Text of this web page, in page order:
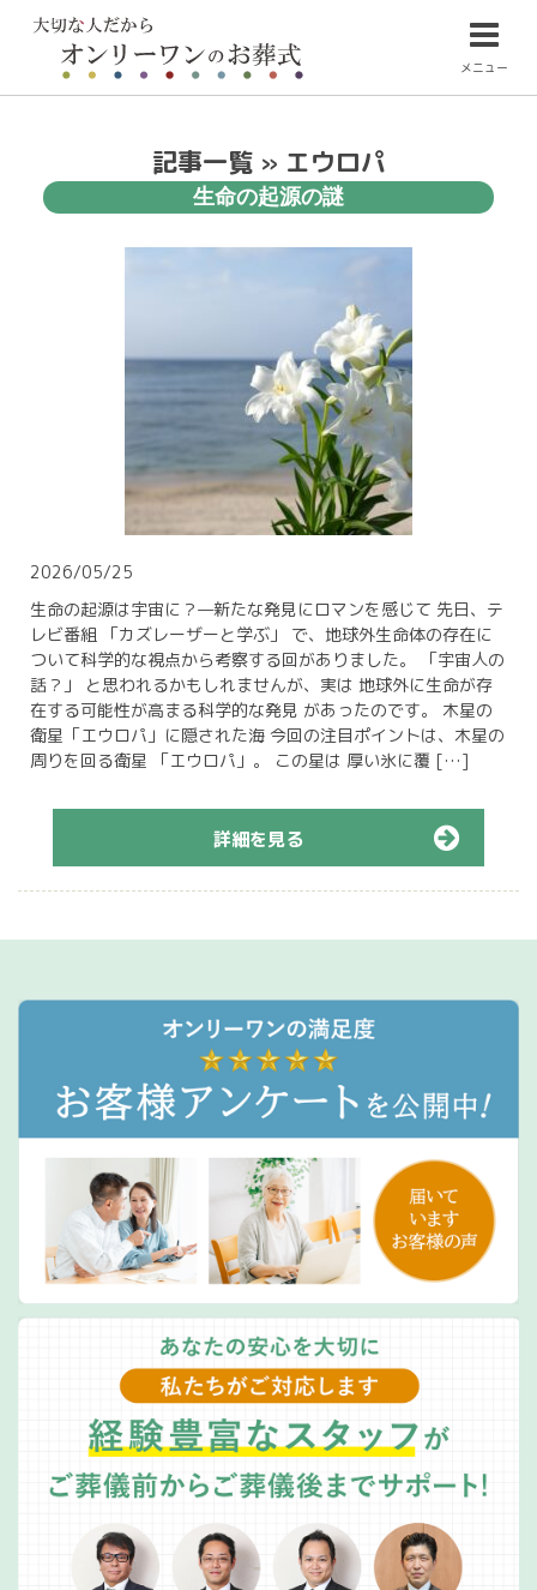
メニュー
記事一覧 » エウロパ
生命の起源の謎
2026/05/25
生命の起源は宇宙に？—新たな発見にロマンを感じて 先日、テ
レビ番組 「カズレーザーと学ぶ」 で、地球外生命体の存在に
ついて科学的な視点から考察する回がありました。 「宇宙人の
話？」 と思われるかもしれませんが、実は 地球外に生命が存
在する可能性が高まる科学的な発見 があったのです。 木星の
衛星「エウロパ」に隠された海 今回の注目ポイントは、木星の
周りを回る衛星 「エウロパ」。 この星は 厚い氷に覆 […]
詳細を見る